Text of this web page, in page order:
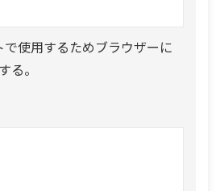
使用するためブラウザーに
る。